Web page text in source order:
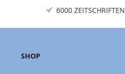
6000 ZEITSCHRIFTEN
SHOP